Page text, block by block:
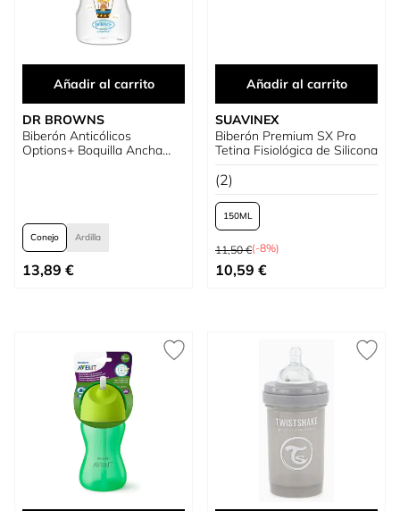
Añadir al carrito
DR BROWNS
Biberón Anticólicos
Options+ Boquilla Ancha
Conejo Ardilla
Tan bajo como
13,89 €
Añadir al carrito
SUAVINEX
Biberón Premium SX Pro
Tetina Fisiológica de Silicona
(2)
150
Precio habitual
11,50 €(-8%)
Tan bajo como
10,59 €